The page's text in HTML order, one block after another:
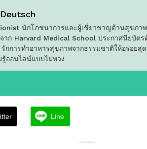
นักโภชนาการและผู้เชี่ยวชาญด้านสุขภา
ก Harvard Medical School ประกาศนียบัตร
กการทำอาหารสุขภาพจากธรรมชาติให้อร่อยสุ
รู้ออนไลน์แบบไม่หวง
Line